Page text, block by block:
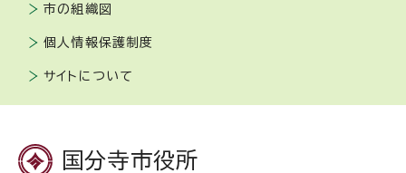
市の組織図
個人情報保護制度
サイトについて
国分寺市役所